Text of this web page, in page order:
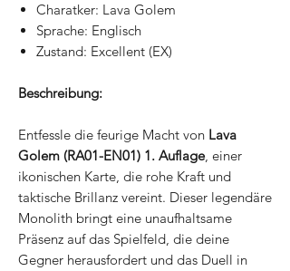
Charatker: Lava Golem
Sprache: Englisch
Zustand: Excellent (EX)
Beschreibung:
Entfessle die feurige Macht von Lava
Golem (RA01-EN01) 1. Auflage, einer
ikonischen Karte, die rohe Kraft und
taktische Brillanz vereint. Dieser legendäre
Monolith bringt eine unaufhaltsame
Präsenz auf das Spielfeld, die deine
Gegner herausfordert und das Duell in